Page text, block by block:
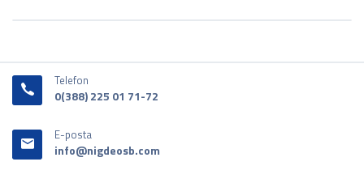
Telefon
0(388) 225 01 71-72
E-posta
info@nigdeosb.com